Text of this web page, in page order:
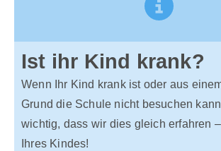
Ist ihr Kind krank?​
Wenn Ihr Kind krank ist oder aus
Grund die Schule nicht besuchen
wichtig, dass wir dies gleich erfahren
Ihres Kindes!